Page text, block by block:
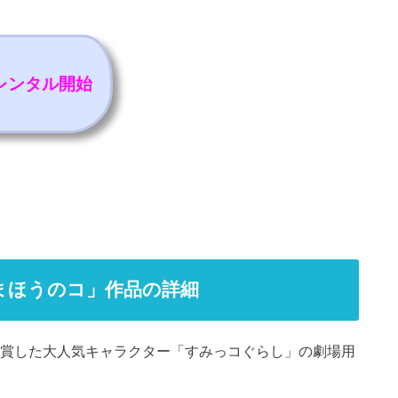
ンタル開始
うのコ」作品の詳細
した大人気キャラクター「すみっコぐらし」の劇場用